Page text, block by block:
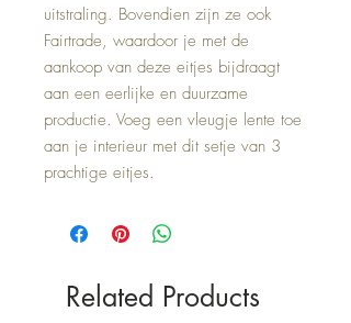
uitstraling. Bovendien zijn ze ook
Fairtrade, waardoor je met de
aankoop van deze eitjes bijdraagt
aan een eerlijke en duurzame
productie. Voeg een vleugje lente toe
aan je interieur met dit setje van 3
prachtige eitjes.
Related Products